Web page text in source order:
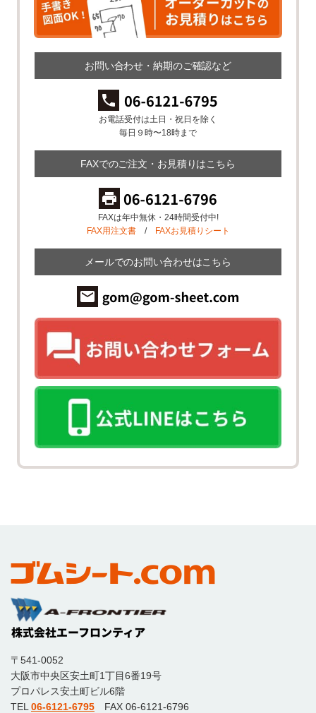
お問い合わせ・納期のご確認など
お電話受付は土日・祝日を除く
毎日９時〜18時まで
FAXでのご注文・お見積りはこちら
FAXは年中無休・24時間受付中!
FAX用注文書/ FAXお見積りシート
メールでのお問い合わせはこちら
〒541-0052
大阪市中央区安土町1丁目6番19号
プロパレス安土町ビル6階
TEL 06-6121-6795 FAX 06-6121-6796